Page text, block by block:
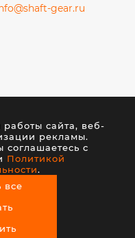
сайта, веб-
рекламы.
с
Политикой
.
все
gear.ru
офертой,
437 (2) ГК РФ.
защищены.